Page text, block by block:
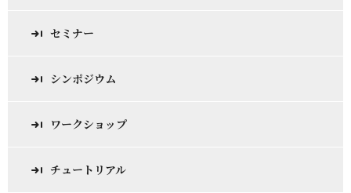
セミナー
シンポジウム
ワークショップ
チュートリアル